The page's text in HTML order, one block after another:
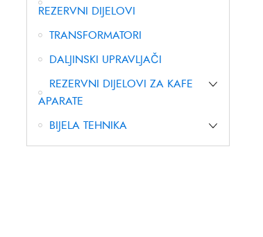
REZERVNI DIJELOVI
TRANSFORMATORI
DALJINSKI UPRAVLJAČI
REZERVNI DIJELOVI ZA KAFE
APARATE
BIJELA TEHNIKA